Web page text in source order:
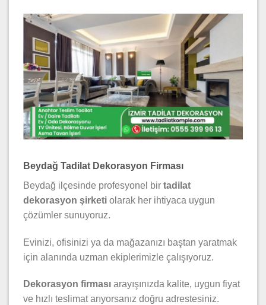
Beydağ Tadilat Dekorasyon Firması
Beydağ ilçesinde profesyonel bir tadilat
dekorasyon şirketi olarak her ihtiyaca uygun
çözümler sunuyoruz.
Evinizi, ofisinizi ya da mağazanızı baştan yaratmak
için alanında uzman ekiplerimizle çalışıyoruz.
Dekorasyon firması arayışınızda kalite, uygun fiyat
ve hızlı teslimat arıyorsanız doğru adrestesiniz.